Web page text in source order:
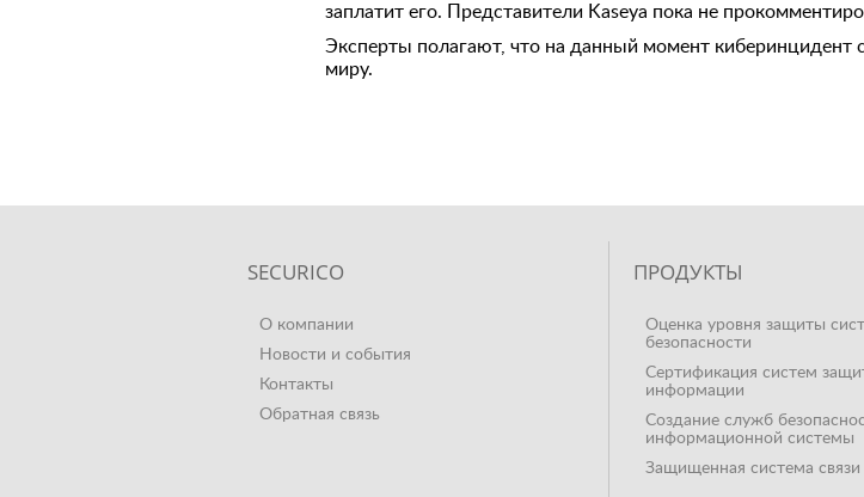
заплатит его. Представители Kaseya пока не
Эксперты полагают, что на данный момент киберинцидент
миру.
SECURICO
О компании
Новости и события
Контакты
Обратная связь
ПРОДУКТЫ
Оценка уровня защиты
безопасности
Сертификация систем
информации
Создание служб
информационной системы
Защищенная система связи